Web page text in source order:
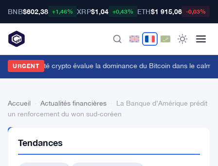
BNB$602,38 +1,46% XRP$1,04 +0,43% ETH$1 915,06 -0,03%
URGENT
communauté crypto évalue la dominance du Bitcoin dans le calme
Accueil Actualités financières
La Banque d’Amérique prédit
un renforcement du won sud-coréen
FINANCIÈRES
Tendances